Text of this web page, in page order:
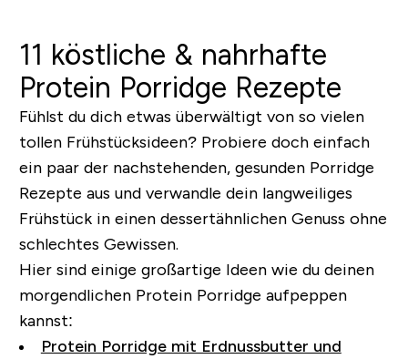
11 köstliche & nahrhafte
Protein Porridge Rezepte
Fühlst du dich etwas überwältigt von so vielen
tollen Frühstücksideen? Probiere doch einfach
ein paar der nachstehenden, gesunden Porridge
Rezepte aus und verwandle dein langweiliges
Frühstück in einen dessertähnlichen Genuss ohne
schlechtes Gewissen.
Hier sind einige großartige Ideen wie du deinen
morgendlichen Protein Porridge aufpeppen
kannst:
Protein Porridge mit Erdnussbutter und